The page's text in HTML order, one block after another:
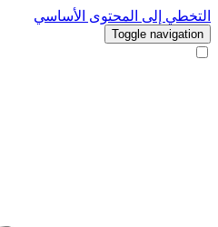
التخطي إلى المحتوى الأساسي
Toggle navigation